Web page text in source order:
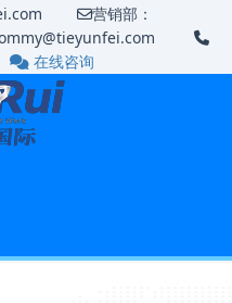
营销部：
在线咨询